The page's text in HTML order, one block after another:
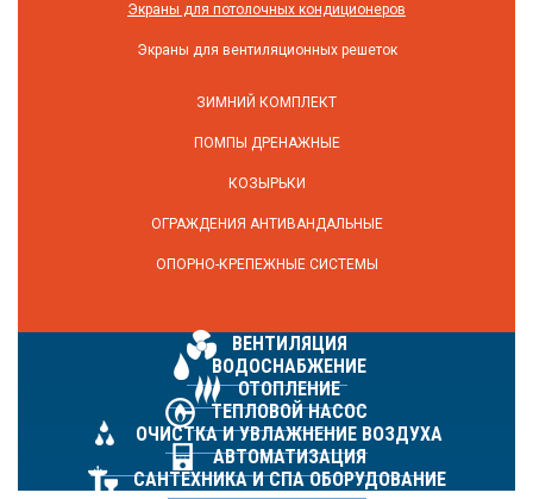
Экраны для потолочных кондиционеров
Экраны для вентиляционных решеток
ЗИМНИЙ КОМПЛЕКТ
ПОМПЫ ДРЕНАЖНЫЕ
КОЗЫРЬКИ
ОГРАЖДЕНИЯ АНТИВАНДАЛЬНЫЕ
ОПОРНО-КРЕПЕЖНЫЕ СИСТЕМЫ
ВЕНТИЛЯЦИЯ
ВОДОСНАБЖЕНИЕ
ОТОПЛЕНИЕ
ТЕПЛОВОЙ НАСОС
ОЧИСТКА И УВЛАЖНЕНИЕ ВОЗДУХА
АВТОМАТИЗАЦИЯ
САНТЕХНИКА И СПА ОБОРУДОВАНИЕ